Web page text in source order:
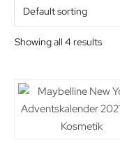
Showing all 4 results